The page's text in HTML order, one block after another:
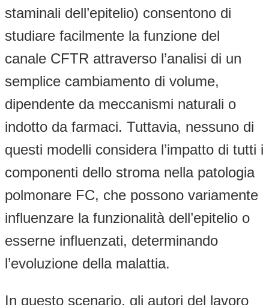
staminali dell’epitelio) consentono di
studiare facilmente la funzione del
canale CFTR attraverso l’analisi di un
semplice cambiamento di volume,
dipendente da meccanismi naturali o
indotto da farmaci. Tuttavia, nessuno di
questi modelli considera l’impatto di tutti i
componenti dello stroma nella patologia
polmonare FC, che possono variamente
influenzare la funzionalità dell’epitelio o
esserne influenzati, determinando
l’evoluzione della malattia.
In questo scenario, gli autori del lavoro